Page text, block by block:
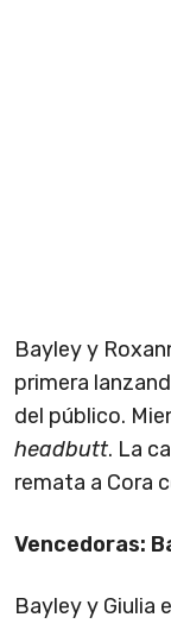
Bayley y
primera
del público.
headbutt. La
remata a Cora
Vencedoras:
Bayley y Giulia